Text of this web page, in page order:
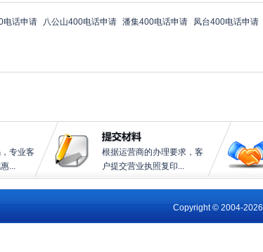
电话申请 八公山400电话申请 潘集400电话申请 凤台400电话申请
专业客
...
根据运营商的办理要求，客
户提交营业执照复印...
Copyright © 2004-2026